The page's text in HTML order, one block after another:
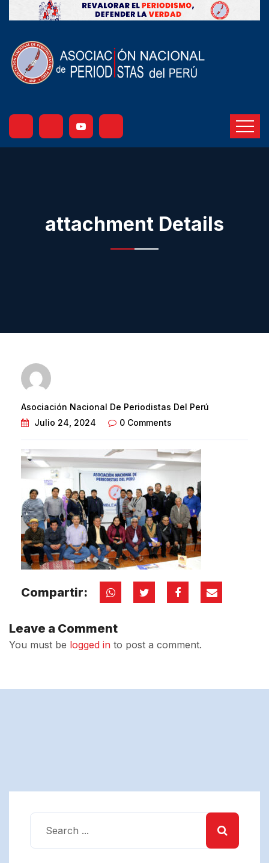
attachment Details
Asociación Nacional De Periodistas Del Perú
Julio 24, 2024
0 Comments
Compartir:
Leave a Comment
You must be logged in to post a comment.